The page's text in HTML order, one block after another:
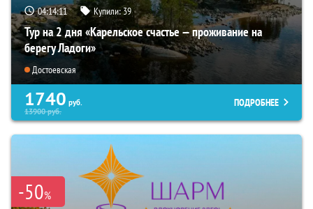
04:14:10 Купили:39
Тур на 2 дня «Карельское счастье — проживание на
берегу Ладоги»
Достоевская
1740 руб.
13900руб.
ПОДРОБНЕЕ
-50%